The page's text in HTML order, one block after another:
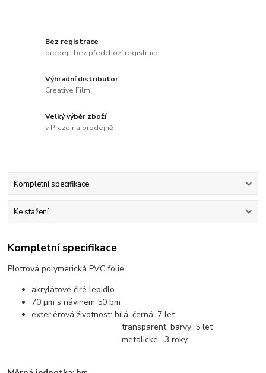
Bez registrace
prodej i bez předchozí registrace
Výhradní distributor
Creative Film
Velký výběr zboží
v Praze na prodejně
Kompletní specifikace
Ke stažení
Kompletní specifikace
Plotrová polymerická PVC fólie
akrylátové čiré lepidlo
70 µm s návinem 50 bm
exteriérová životnost: bílá, černá: 7 let
transparent, barvy: 5 let
metalické: 3 roky